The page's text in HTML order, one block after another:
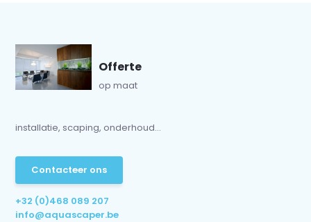
Offerte
op maat
installatie, scaping, onderhoud...
Contacteer ons
+32 (0)468 089 207
info@aquascaper.be